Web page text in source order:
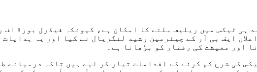
ہی ٹیکس میں ریلیف ملنے کا امکان ہے، کیونکہ فیڈرل بورڈ
ایف بی آر کے چیئرمین رشید لنگریال نے کیا اور یہ
اور معیشت کی رفتار کو بڑھانا ہے۔
کی شرح کم کرنے کے اقدامات تیار کر لیے ہیں تاکہ درمیانے